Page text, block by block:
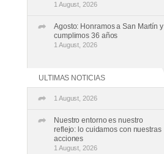
1 August, 2026
Agosto: Honramos a San Martín y
cumplimos 36 años
1 August, 2026
ULTIMAS NOTICIAS
1 August, 2026
Nuestro entorno es nuestro
reflejo: lo cuidamos con nuestras
acciones
1 August, 2026